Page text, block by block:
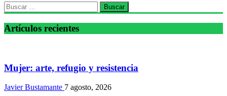
Buscar:
Artículos recientes
Mujer: arte, refugio y resistencia
Javier Bustamante 7 agosto, 2026